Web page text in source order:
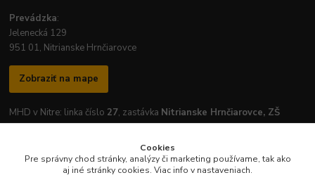
Prevádzka:
Jelenecká 129
951 01, Nitrianske Hrnčiarovce
Zobraziť na mape
MHD v Nitre: linka číslo 27, zastávka Nitrianske Hrnčiarovce, ZŠ
Otváracie hodiny prevádzky:
Cookies
Pre správny chod stránky, analýzy či marketing používame, tak ako
aj iné stránky cookies. Viac info v nastaveniach.